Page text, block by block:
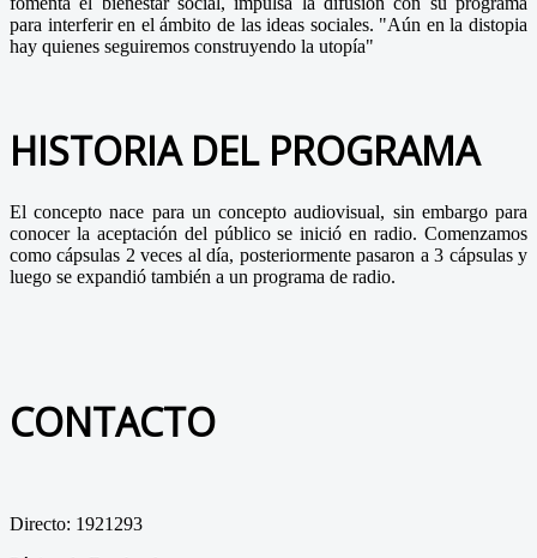
para interferir en el ámbito de las ideas sociales. "Aún en la distopia
hay quienes seguiremos construyendo la utopía"
HISTORIA DEL PROGRAMA
El concepto nace para un concepto audiovisual, sin embargo para
conocer la aceptación del público se inició en radio. Comenzamos
como cápsulas 2 veces al día, posteriormente pasaron a 3 cápsulas y
luego se expandió también a un programa de radio.
CONTACTO
Directo: 1921293